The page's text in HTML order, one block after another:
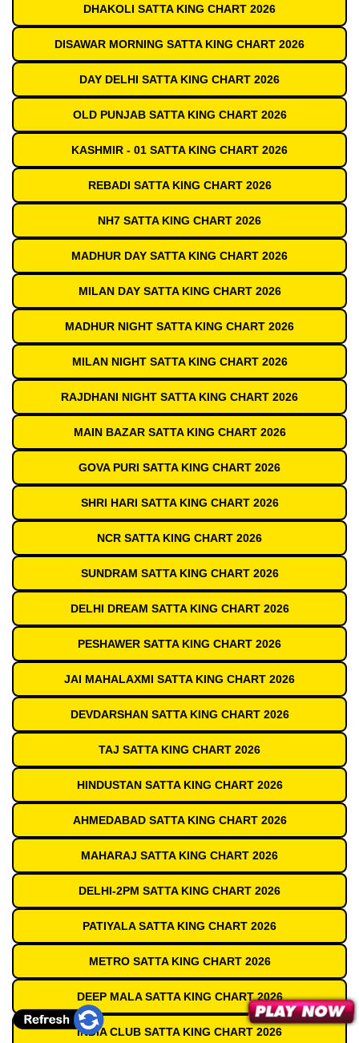
DHAKOLI SATTA KING CHART 2026
DISAWAR MORNING SATTA KING CHART 2026
DAY DELHI SATTA KING CHART 2026
OLD PUNJAB SATTA KING CHART 2026
KASHMIR - 01 SATTA KING CHART 2026
REBADI SATTA KING CHART 2026
NH7 SATTA KING CHART 2026
MADHUR DAY SATTA KING CHART 2026
MILAN DAY SATTA KING CHART 2026
MADHUR NIGHT SATTA KING CHART 2026
MILAN NIGHT SATTA KING CHART 2026
RAJDHANI NIGHT SATTA KING CHART 2026
MAIN BAZAR SATTA KING CHART 2026
GOVA PURI SATTA KING CHART 2026
SHRI HARI SATTA KING CHART 2026
NCR SATTA KING CHART 2026
SUNDRAM SATTA KING CHART 2026
DELHI DREAM SATTA KING CHART 2026
PESHAWER SATTA KING CHART 2026
JAI MAHALAXMI SATTA KING CHART 2026
DEVDARSHAN SATTA KING CHART 2026
TAJ SATTA KING CHART 2026
HINDUSTAN SATTA KING CHART 2026
AHMEDABAD SATTA KING CHART 2026
MAHARAJ SATTA KING CHART 2026
DELHI-2PM SATTA KING CHART 2026
PATIYALA SATTA KING CHART 2026
METRO SATTA KING CHART 2026
DEEP MALA SATTA KING CHART 2026
INDIA CLUB SATTA KING CHART 2026